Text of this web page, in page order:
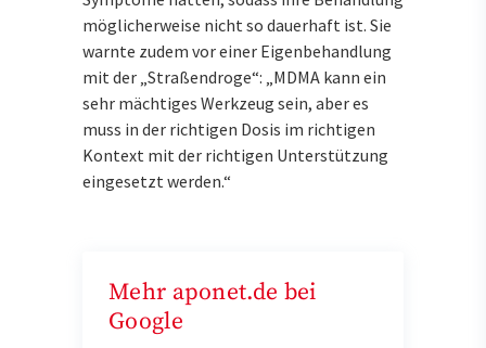
möglicherweise nicht so dauerhaft ist. Sie
warnte zudem vor einer Eigenbehandlung
mit der „Straßendroge“: „MDMA kann ein
sehr mächtiges Werkzeug sein, aber es
muss in der richtigen Dosis im richtigen
Kontext mit der richtigen Unterstützung
eingesetzt werden.“
Mehr aponet.de bei
Google